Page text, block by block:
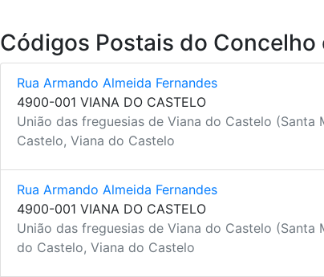
Códigos Postais do
Rua Armando Almeida Fernandes
4900-001 VIANA DO CASTELO
União das freguesias de Viana do Castelo
Castelo, Viana do Castelo
Rua Armando Almeida Fernandes
4900-001 VIANA DO CASTELO
União das freguesias de Viana do Castelo (Santa
do Castelo, Viana do Castelo